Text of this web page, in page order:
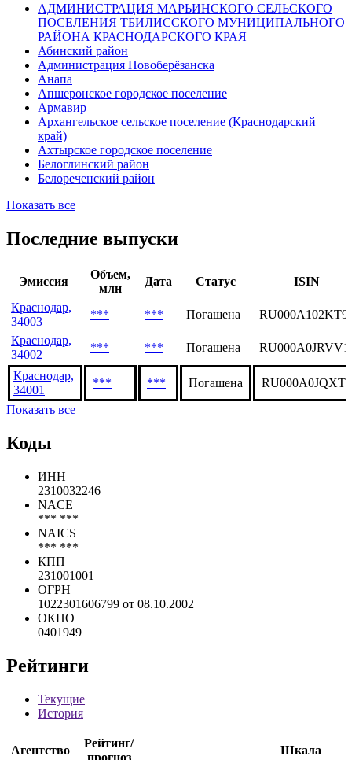
АДМИНИСТРАЦИЯ МАРЬИНСКОГО СЕЛЬСКОГО
ПОСЕЛЕНИЯ ТБИЛИССКОГО МУНИЦИПАЛЬНОГО
РАЙОНА КРАСНОДАРСКОГО КРАЯ
Абинский район
Администрация Новоберёзанска
Анапа
Апшеронское городское поселение
Армавир
Архангельское сельское поселение (Краснодарский
край)
Ахтырское городское поселение
Белоглинский район
Белореченский район
Показать все
Последние выпуски
Эмиссия
Объем,
млн
Дата Статус
ISIN
Краснодар,
34003
*** *** Погашена
RU000A102KT9
Краснодар,
34002
*** *** Погашена RU000A0JRVV1
Краснодар,
34001
*** *** Погашена
RU000A0JQXT3
Показать все
Коды
ИНН
2310032246
NACE
*** ***
NAICS
*** ***
КПП
231001001
ОГРН
1022301606799 от 08.10.2002
ОКПО
0401949
Рейтинги
Текущие
История
Агентство
Рейтинг/
прогноз
Шкала